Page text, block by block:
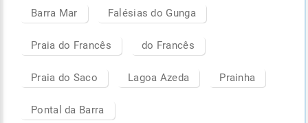
Barra Mar Falésias do Gunga
Praia do Francês do Francês
Praia do Saco Lagoa Azeda Prainha
Pontal da Barra